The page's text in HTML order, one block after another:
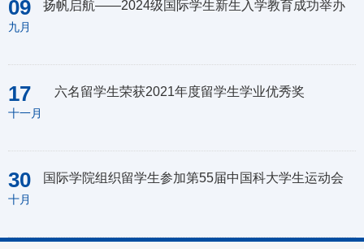
09
九月
扬帆启航——2024级国际学生新生入学教育成功举办
17
十一月
六名留学生荣获2021年度留学生学业优秀奖
30
十月
国际学院组织留学生参加第55届中国科大学生运动会